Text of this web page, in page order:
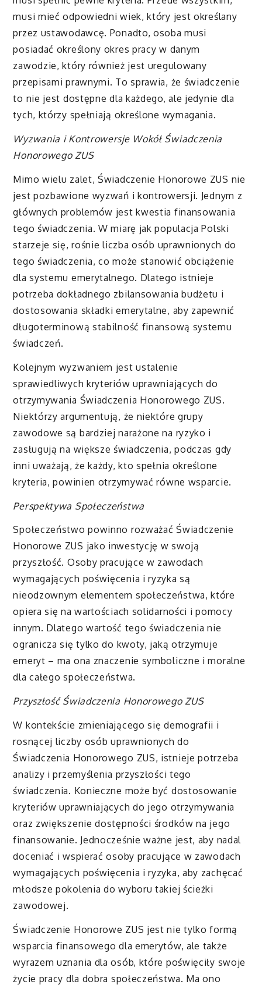
musi mieć odpowiedni wiek, który jest określany
przez ustawodawcę. Ponadto, osoba musi
posiadać określony okres pracy w danym
zawodzie, który również jest uregulowany
przepisami prawnymi. To sprawia, że świadczenie
to nie jest dostępne dla każdego, ale jedynie dla
tych, którzy spełniają określone wymagania.
Wyzwania i Kontrowersje Wokół Świadczenia
Honorowego ZUS
Mimo wielu zalet, Świadczenie Honorowe ZUS nie
jest pozbawione wyzwań i kontrowersji. Jednym z
głównych problemów jest kwestia finansowania
tego świadczenia. W miarę jak populacja Polski
starzeje się, rośnie liczba osób uprawnionych do
tego świadczenia, co może stanowić obciążenie
dla systemu emerytalnego. Dlatego istnieje
potrzeba dokładnego zbilansowania budżetu i
dostosowania składki emerytalne, aby zapewnić
długoterminową stabilność finansową systemu
świadczeń.
Kolejnym wyzwaniem jest ustalenie
sprawiedliwych kryteriów uprawniających do
otrzymywania Świadczenia Honorowego ZUS.
Niektórzy argumentują, że niektóre grupy
zawodowe są bardziej narażone na ryzyko i
zasługują na większe świadczenia, podczas gdy
inni uważają, że każdy, kto spełnia określone
kryteria, powinien otrzymywać równe wsparcie.
Perspektywa Społeczeństwa
Społeczeństwo powinno rozważać Świadczenie
Honorowe ZUS jako inwestycję w swoją
przyszłość. Osoby pracujące w zawodach
wymagających poświęcenia i ryzyka są
nieodzownym elementem społeczeństwa, które
opiera się na wartościach solidarności i pomocy
innym. Dlatego wartość tego świadczenia nie
ogranicza się tylko do kwoty, jaką otrzymuje
emeryt – ma ona znaczenie symboliczne i moralne
dla całego społeczeństwa.
Przyszłość Świadczenia Honorowego ZUS
W kontekście zmieniającego się demografii i
rosnącej liczby osób uprawnionych do
Świadczenia Honorowego ZUS, istnieje potrzeba
analizy i przemyślenia przyszłości tego
świadczenia. Konieczne może być dostosowanie
kryteriów uprawniających do jego otrzymywania
oraz zwiększenie dostępności środków na jego
finansowanie. Jednocześnie ważne jest, aby nadal
doceniać i wspierać osoby pracujące w zawodach
wymagających poświęcenia i ryzyka, aby zachęcać
młodsze pokolenia do wyboru takiej ścieżki
zawodowej.
Świadczenie Honorowe ZUS jest nie tylko formą
wsparcia finansowego dla emerytów, ale także
wyrazem uznania dla osób, które poświęciły swoje
życie pracy dla dobra społeczeństwa. Ma ono